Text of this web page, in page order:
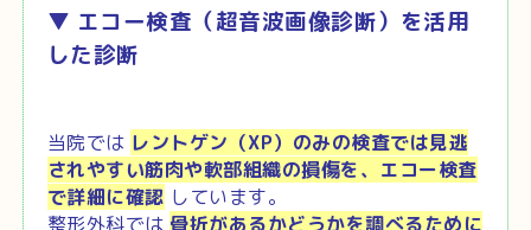
▼ エコー検査（超音波画像診断）を活用
した診断
当院では レントゲン（XP）のみの検査では見逃
されやすい筋肉や軟部組織の損傷を、エコー検査
で詳細に確認 しています。
整形外科では 骨折があるかどうかを調べるために